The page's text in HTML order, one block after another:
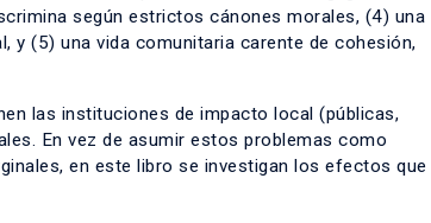
según estrictos cánones morales, (4) una
(5) una vida comunitaria carente de cohesión,
las instituciones de impacto local (públicas,
En vez de asumir estos problemas como
en este libro se investigan los efectos que